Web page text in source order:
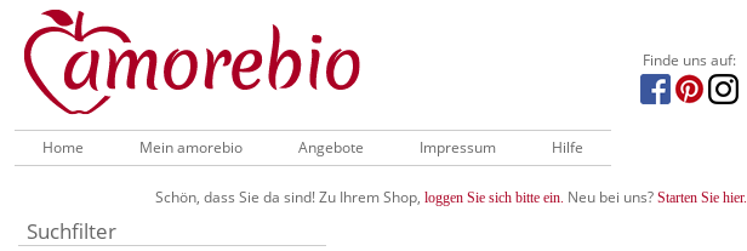
Finde uns auf:
Home Mein amorebio Angebote Impressum Hilfe
Schön, dass Sie da sind! Zu Ihrem Shop, loggen Sie sich bitte ein. Neu bei uns? Starten Sie hier.
Suchfilter